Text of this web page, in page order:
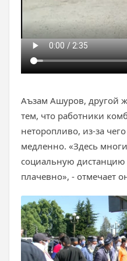
Аъзам Ашуров, другой
тем, что работники
неторопливо, из-за
медленно. «Здесь
социальную дистанцию
плачевно», - отмечает